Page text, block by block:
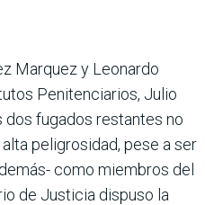
Marquez y Leonardo
Penitenciarios, Julio
dos fugados restantes no
peligrosidad, pese a ser
como miembros del
de Justicia dispuso la